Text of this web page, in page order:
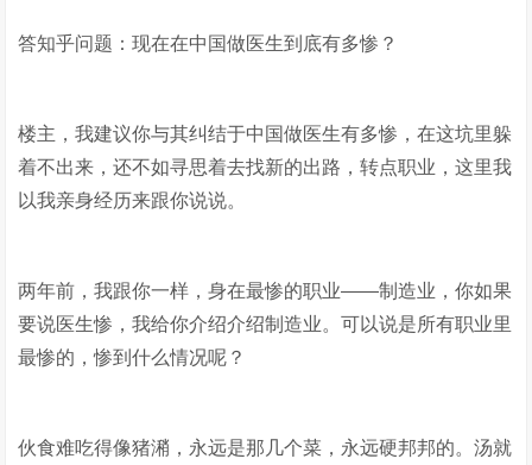
答知乎问题：现在在中国做医生到底有多惨？
楼主，我建议你与其纠结于中国做医生有多惨，在这坑里躲
着不出来，还不如寻思着去找新的出路，转点职业，这里我
以我亲身经历来跟你说说。
两年前，我跟你一样，身在最惨的职业——制造业，你如果
要说医生惨，我给你介绍介绍制造业。可以说是所有职业里
最惨的，惨到什么情况呢？
伙食难吃得像猪潲，永远是那几个菜，永远硬邦邦的。汤就